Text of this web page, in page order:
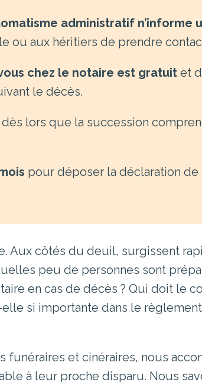
administratif n’informe
ou aux héritiers de prendre
chez le notaire est gratuit et
le décès.
dès lors que la succession
pour déposer la déclaration de
Aux côtés du deuil, surgissent
peu de personnes sont
en cas de décès ? Qui doit le
si importante dans le règlement
funéraires et cinéraires, nous
à leur proche disparu. Nous